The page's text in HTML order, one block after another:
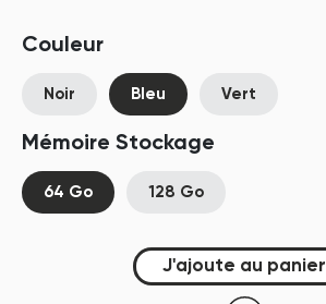
Couleur
Noir Bleu Vert
Mémoire Stockage
64 Go 128 Go
J'ajoute au panier